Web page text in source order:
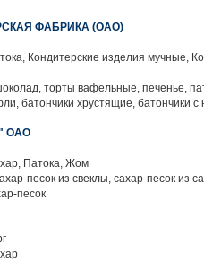
ФАБРИКА (ОАО)
Кондитерские изделия мучные,
торты вафельные, печенье,
батончики хрустящие, батончики с
ОАО
Патока, Жом
песок из свеклы, сахар-песок из
песок